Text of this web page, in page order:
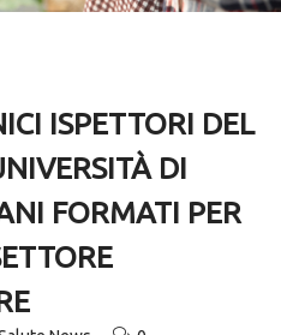
ISPETTORI DEL
DI
FORMATI PER